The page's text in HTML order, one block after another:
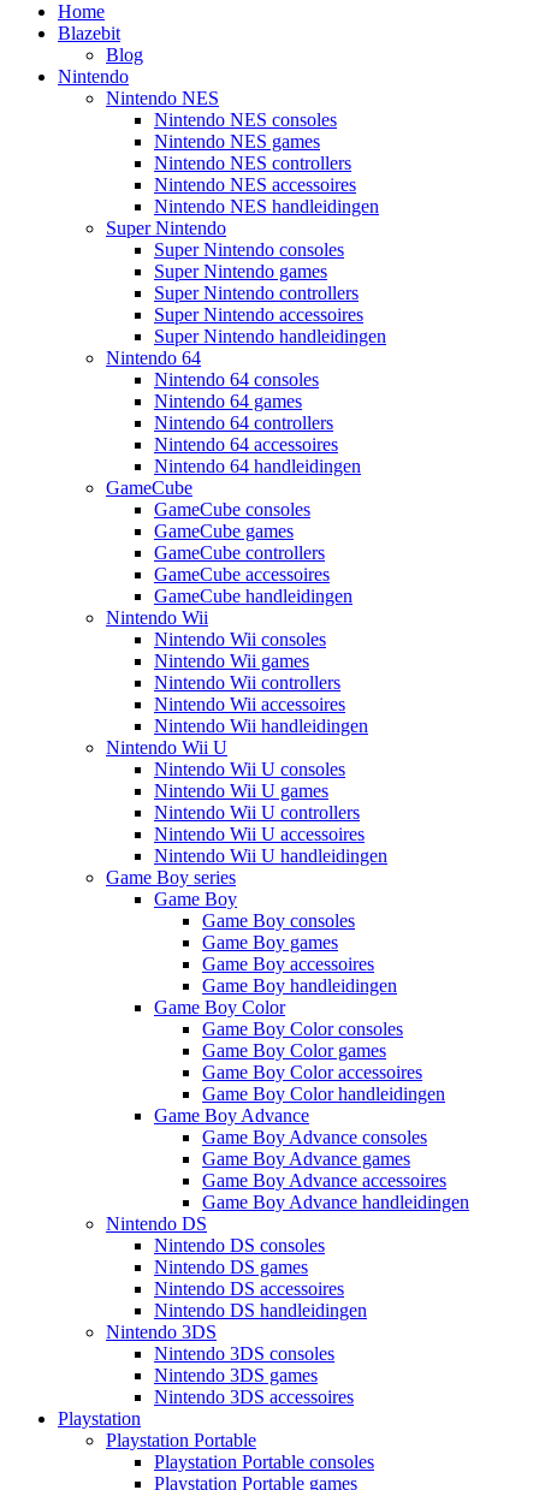
Home
Blazebit
Blog
Nintendo
Nintendo NES
Nintendo NES consoles
Nintendo NES games
Nintendo NES controllers
Nintendo NES accessoires
Nintendo NES handleidingen
Super Nintendo
Super Nintendo consoles
Super Nintendo games
Super Nintendo controllers
Super Nintendo accessoires
Super Nintendo handleidingen
Nintendo 64
Nintendo 64 consoles
Nintendo 64 games
Nintendo 64 controllers
Nintendo 64 accessoires
Nintendo 64 handleidingen
GameCube
GameCube consoles
GameCube games
GameCube controllers
GameCube accessoires
GameCube handleidingen
Nintendo Wii
Nintendo Wii consoles
Nintendo Wii games
Nintendo Wii controllers
Nintendo Wii accessoires
Nintendo Wii handleidingen
Nintendo Wii U
Nintendo Wii U consoles
Nintendo Wii U games
Nintendo Wii U controllers
Nintendo Wii U accessoires
Nintendo Wii U handleidingen
Game Boy series
Game Boy
Game Boy consoles
Game Boy games
Game Boy accessoires
Game Boy handleidingen
Game Boy Color
Game Boy Color consoles
Game Boy Color games
Game Boy Color accessoires
Game Boy Color handleidingen
Game Boy Advance
Game Boy Advance consoles
Game Boy Advance games
Game Boy Advance accessoires
Game Boy Advance handleidingen
Nintendo DS
Nintendo DS consoles
Nintendo DS games
Nintendo DS accessoires
Nintendo DS handleidingen
Nintendo 3DS
Nintendo 3DS consoles
Nintendo 3DS games
Nintendo 3DS accessoires
Playstation
Playstation Portable
Playstation Portable consoles
Playstation Portable games